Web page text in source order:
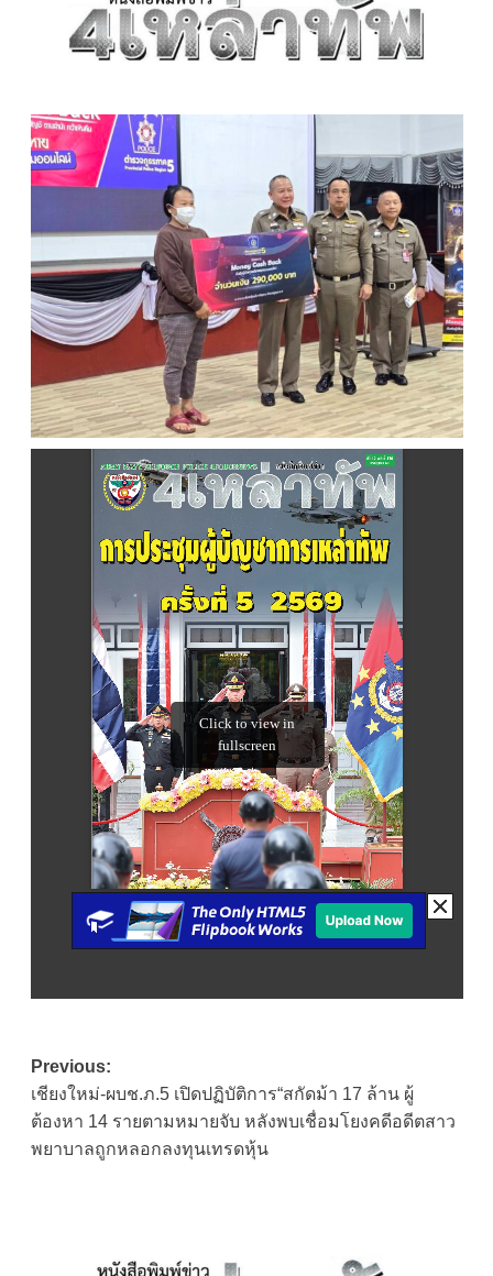
Post
navigation
Previous:
เชียงใหม่-ผบช.ภ.5 เปิดปฏิบัติการ“สกัดม้า 17 ล้าน ผู้
ต้องหา 14 รายตามหมายจับ หลังพบเชื่อมโยงคดีอดีตสาว
พยาบาลถูกหลอกลงทุนเทรดหุ้น